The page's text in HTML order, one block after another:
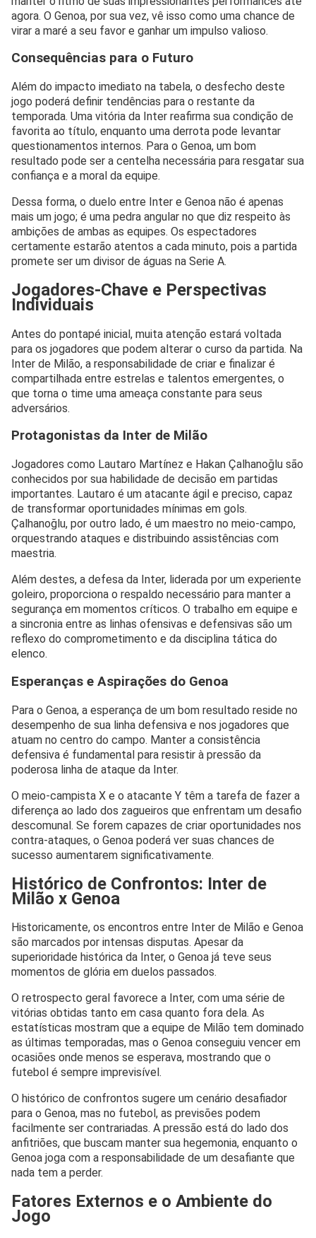
agora. O Genoa, por sua vez, vê isso como uma chance de
virar a maré a seu favor e ganhar um impulso valioso.
Consequências para o Futuro
Além do impacto imediato na tabela, o desfecho deste
jogo poderá definir tendências para o restante da
temporada. Uma vitória da Inter reafirma sua condição de
favorita ao título, enquanto uma derrota pode levantar
questionamentos internos. Para o Genoa, um bom
resultado pode ser a centelha necessária para resgatar sua
confiança e a moral da equipe.
Dessa forma, o duelo entre Inter e Genoa não é apenas
mais um jogo; é uma pedra angular no que diz respeito às
ambições de ambas as equipes. Os espectadores
certamente estarão atentos a cada minuto, pois a partida
promete ser um divisor de águas na Serie A.
Jogadores-Chave e Perspectivas
Individuais
Antes do pontapé inicial, muita atenção estará voltada
para os jogadores que podem alterar o curso da partida. Na
Inter de Milão, a responsabilidade de criar e finalizar é
compartilhada entre estrelas e talentos emergentes, o
que torna o time uma ameaça constante para seus
adversários.
Protagonistas da Inter de Milão
Jogadores como Lautaro Martínez e Hakan Çalhanoğlu são
conhecidos por sua habilidade de decisão em partidas
importantes. Lautaro é um atacante ágil e preciso, capaz
de transformar oportunidades mínimas em gols.
Çalhanoğlu, por outro lado, é um maestro no meio-campo,
orquestrando ataques e distribuindo assistências com
maestria.
Além destes, a defesa da Inter, liderada por um experiente
goleiro, proporciona o respaldo necessário para manter a
segurança em momentos críticos. O trabalho em equipe e
a sincronia entre as linhas ofensivas e defensivas são um
reflexo do comprometimento e da disciplina tática do
elenco.
Esperanças e Aspirações do Genoa
Para o Genoa, a esperança de um bom resultado reside no
desempenho de sua linha defensiva e nos jogadores que
atuam no centro do campo. Manter a consistência
defensiva é fundamental para resistir à pressão da
poderosa linha de ataque da Inter.
O meio-campista X e o atacante Y têm a tarefa de fazer a
diferença ao lado dos zagueiros que enfrentam um desafio
descomunal. Se forem capazes de criar oportunidades nos
contra-ataques, o Genoa poderá ver suas chances de
sucesso aumentarem significativamente.
Histórico de Confrontos: Inter de
Milão x Genoa
Historicamente, os encontros entre Inter de Milão e Genoa
são marcados por intensas disputas. Apesar da
superioridade histórica da Inter, o Genoa já teve seus
momentos de glória em duelos passados.
O retrospecto geral favorece a Inter, com uma série de
vitórias obtidas tanto em casa quanto fora dela. As
estatísticas mostram que a equipe de Milão tem dominado
as últimas temporadas, mas o Genoa conseguiu vencer em
ocasiões onde menos se esperava, mostrando que o
futebol é sempre imprevisível.
O histórico de confrontos sugere um cenário desafiador
para o Genoa, mas no futebol, as previsões podem
facilmente ser contrariadas. A pressão está do lado dos
anfitriões, que buscam manter sua hegemonia, enquanto o
Genoa joga com a responsabilidade de um desafiante que
nada tem a perder.
Fatores Externos e o Ambiente do
Jogo